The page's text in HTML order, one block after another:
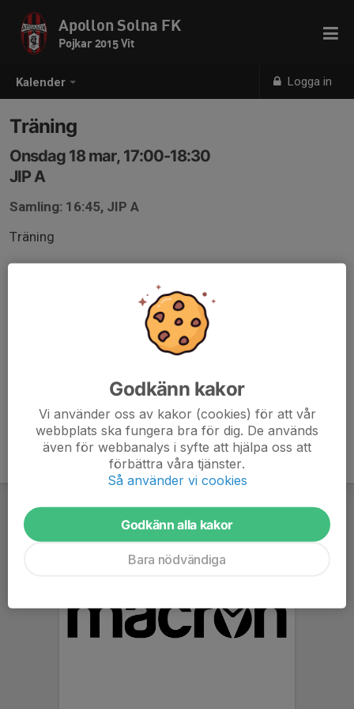
Kalender Logga in
Apollon Solna FK
Pojkar 2015 Vit
Träning
Onsdag 18 mar, 17:00-18:30
JIP A
Samling: 16:45, JIP A
Träning
Godkänn kakor
Vi använder oss av kakor (cookies) för att vår
webbplats ska fungera bra för dig. De används
även för webbanalys i syfte att hjälpa oss att
förbättra våra tjänster.
Så använder vi cookies
Godkänn alla kakor
Bara nödvändiga